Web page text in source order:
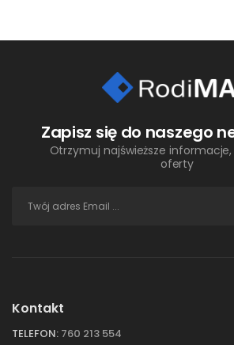
Zapisz się do naszego
Otrzymuj najświeższe informacje,
oferty
Kontakt
TELEFON: 760 213 554